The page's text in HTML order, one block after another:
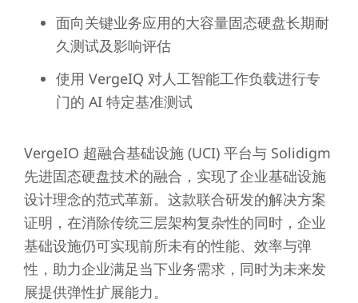
面向关键业务应用的大容量固态硬盘长期耐
久测试及影响评估
使用 VergeIQ 对人工智能工作负载进行专
门的 AI 特定基准测试
VergeIO 超融合基础设施 (UCI) 平台与 Solidigm
先进固态硬盘技术的融合，实现了企业基础设施
设计理念的范式革新。这款联合研发的解决方案
证明，在消除传统三层架构复杂性的同时，企业
基础设施仍可实现前所未有的性能、效率与弹
性，助力企业满足当下业务需求，同时为未来发
展提供弹性扩展能力。